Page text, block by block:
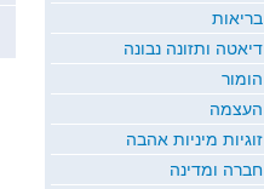
בריאות
דיאטה ותזונה נבונה
הומור
העצמה
זוגיות מיניות אהבה
חברה ומדינה